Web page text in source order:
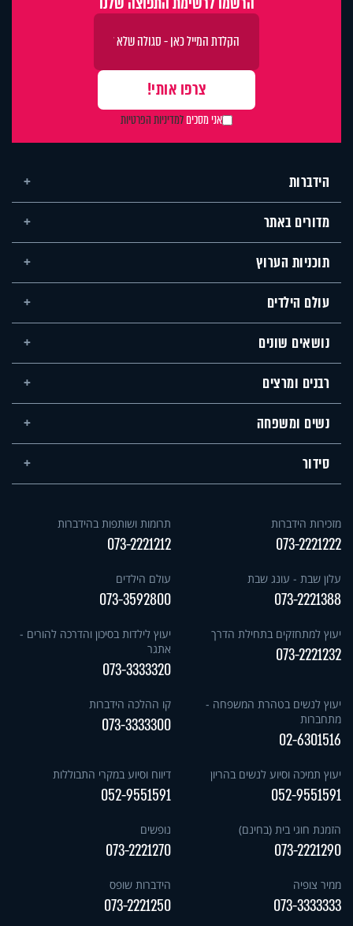
אני מסכיםלמדיניות הפרטיות
הידברות
מדורים באתר
תוכניות הערוץ
עולם הילדים
נושאים שונים
רבנים ומרצים
נשים ומשפחה
סידור
מזכירות הידברות
073-2221222
תרומות ושותפות בהידברות
073-2221212
עלון שבת - עונג שבת
073-2221388
עולם הילדים
073-3592800
יעוץ למתחזקים בתחילת הדרך
073-2221232
יעוץ לילדות בסיכון והדרכה להורים -
אתגר
073-3333320
יעוץ לנשים בטהרת המשפחה -
מתחברות
02-6301516
קו ההלכה הידברות
073-3333300
יעוץ תמיכה וסיוע לנשים בהריון
052-9551591
דיווח וסיוע במקרי התבוללות
052-9551591
הזמנת חוגי בית (בחינם)
073-2221290
נופשים
073-2221270
ממיר צופיה
073-3333333
הידברות שופס
073-2221250